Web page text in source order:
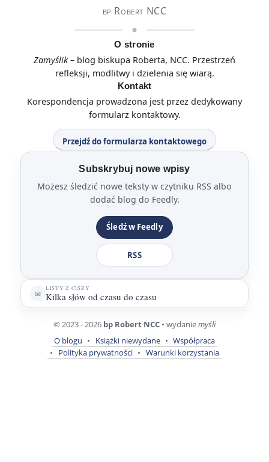
bp Robert NCC
O stronie
Zamyślik– blog biskupa Roberta, NCC. Przestrzeń
refleksji, modlitwy i dzielenia się wiarą.
Kontakt
Korespondencja prowadzona jest przez dedykowany
formularz kontaktowy.
Przejdź do formularza kontaktowego
Subskrybuj nowe wpisy
Możesz śledzić nowe teksty w czytniku RSS albo
dodać blog do Feedly.
Śledź w Feedly
RSS
✉
LISTY Z CISZY
Kilka słów od czasu do czasu
© 2023 - 2026 bp Robert NCC • wydaniemyśli
O blogu
Książki niewydane
Współpraca
Polityka prywatności
Warunki korzystania